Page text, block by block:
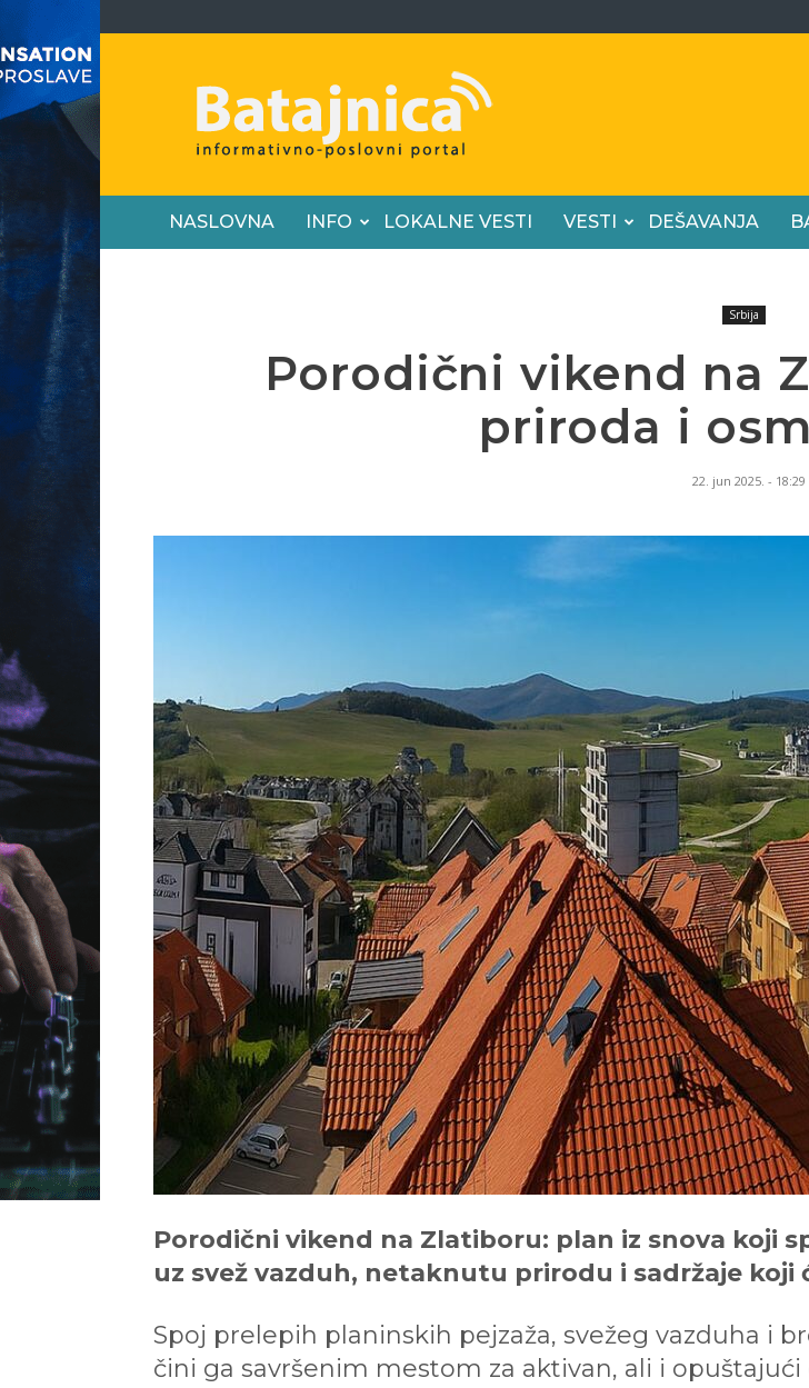
Batajnica
NASLOVNA INFO LOKALNE VESTI VESTI DEŠAVANJA
Srbija
Porodični vikend na
priroda i
22. jun 2025. - 18:29
Porodični vikend na Zlatiboru: plan iz snova koji
uz svež vazduh, netaknutu prirodu i sadržaje koji
Spoj prelepih planinskih pejzaža, svežeg vazduha i
čini ga savršenim mestom za aktivan, ali i